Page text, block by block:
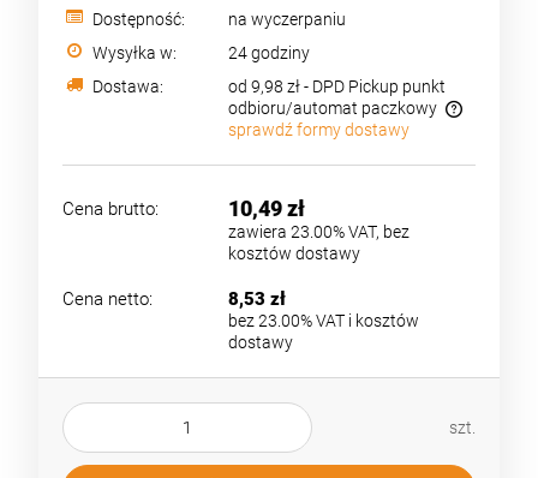
Dostępność:
na wyczerpaniu
Wysyłka w:
24 godziny
Dostawa:
od 9,98 zł - DPD Pickup punkt
odbioru/automat paczkowy
Cena nie zawiera ewentualnych kosztów płatności
sprawdź formy dostawy
Cena brutto: 10,49 zł
zawiera 23.00% VAT, bez
kosztów dostawy
Cena netto: 8,53 zł
bez 23.00% VAT i kosztów
dostawy
szt.